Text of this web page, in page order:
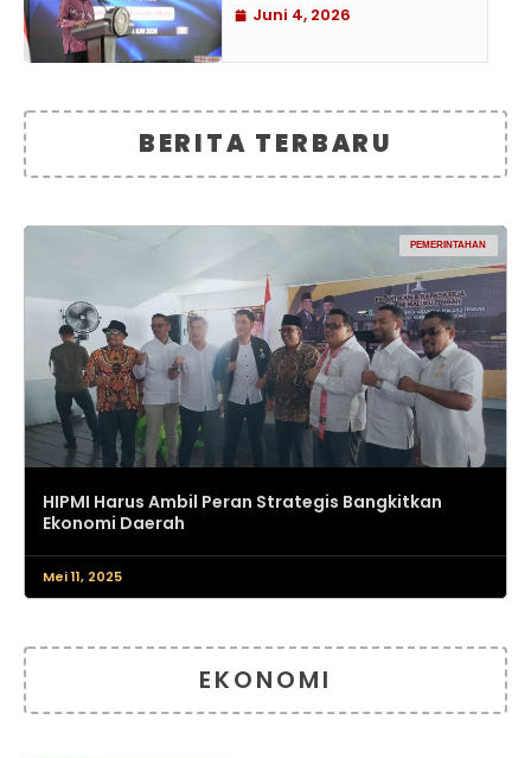
Juni 4, 2026
BERITA TERBARU
PEMERINTAHAN
HIPMI Harus Ambil Peran Strategis Bangkitkan
Ekonomi Daerah
Mei 11, 2025
EKONOMI